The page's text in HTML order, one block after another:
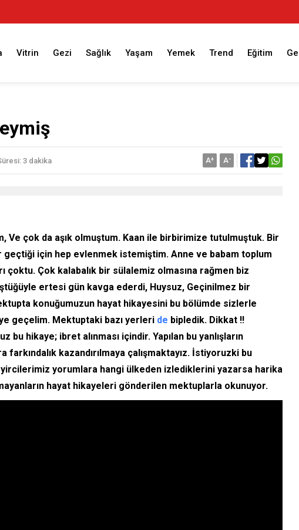
Vitrin Gezi Sağlık Yaşam Yemek Trend Eğitim
3 dakika A+ A-
Ve çok da aşık olmuştum. Kaan ile birbirimize tutulmuştuk. Bir
için hep evlenmek istemiştim. Anne ve babam toplum
çoktu. Çok kalabalık bir sülalemiz olmasına rağmen biz
ertesi gün kavga ederdi, Huysuz, Geçinilmez bir
konuğumuzun hayat hikayesini bu bölümde sizlerle
geçelim. Mektuptaki bazı yerleri de bipledik. Dikkat !!
hikaye; ibret alınması içindir. Yapılan bu yanlışların
kazandırılmaya çalışmaktayız. İstiyoruzki bu
yorumlara hangi ülkeden izlediklerini yazarsa harika
hayat hikayeleri gönderilen mektuplarla okunuyor.